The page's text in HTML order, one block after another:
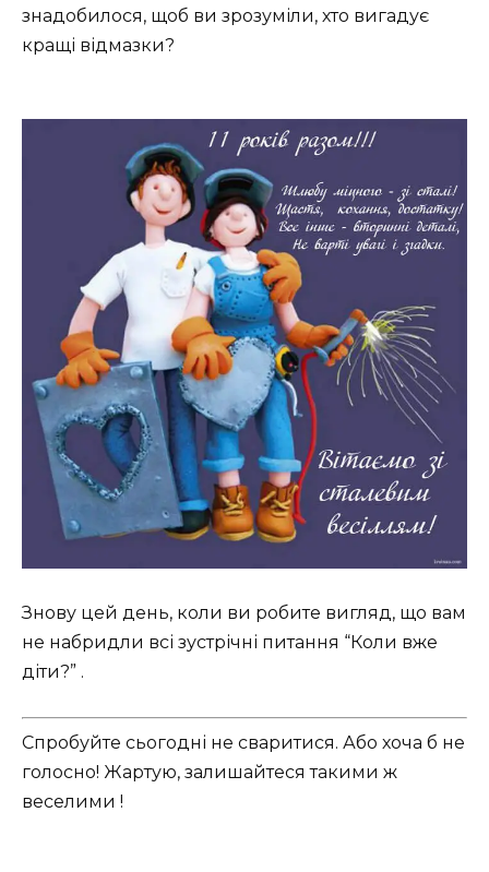
знадобилося, щоб ви зрозуміли, хто вигадує
кращі відмазки?
Знову цей день, коли ви робите вигляд, що вам
не набридли всі зустрічні питання “Коли вже
діти?” .
Спробуйте сьогодні не сваритися. Або хоча б не
голосно! Жартую, залишайтеся такими ж
веселими !